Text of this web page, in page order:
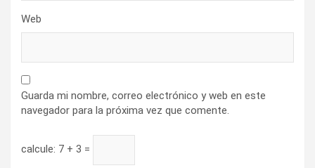
Web
Guarda mi nombre, correo electrónico y web en este
navegador para la próxima vez que comente.
calcule: 7 + 3 =